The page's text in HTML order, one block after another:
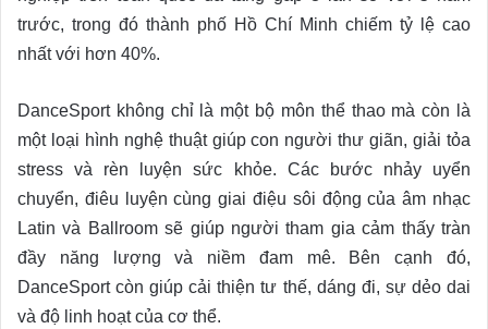
trước, trong đó thành phố Hồ Chí Minh chiếm tỷ lệ cao
nhất với hơn 40%.
DanceSport không chỉ là một bộ môn thể thao mà còn là
một loại hình nghệ thuật giúp con người thư giãn, giải tỏa
stress và rèn luyện sức khỏe. Các bước nhảy uyển
chuyển, điêu luyện cùng giai điệu sôi động của âm nhạc
Latin và Ballroom sẽ giúp người tham gia cảm thấy tràn
đầy năng lượng và niềm đam mê. Bên cạnh đó,
DanceSport còn giúp cải thiện tư thế, dáng đi, sự dẻo dai
và độ linh hoạt của cơ thể.